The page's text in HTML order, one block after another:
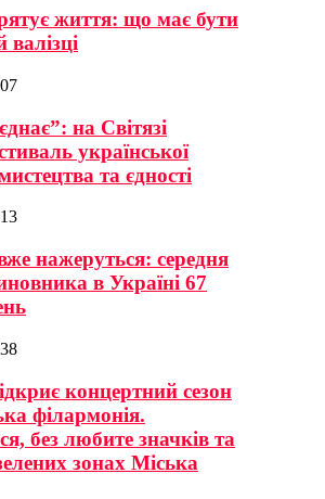
життя: що має бути
валізці
на Світязі
української
та єдності
нажеруться: середня
в Україні 67
концертний сезон
філармонія.
без любите значків та
зонах Міська